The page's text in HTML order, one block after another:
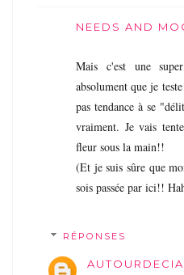
NEEDS AND
Mais c'est une
absolument que je
pas tendance à se
vraiment. Je vais
fleur sous la main!!
(Et je suis sûre que
sois passée par ici!!
RÉPONSES
AUTOURDECIA